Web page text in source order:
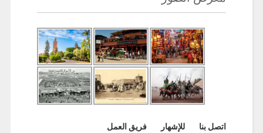
اتصل بنا للإشهار
فريق العمل